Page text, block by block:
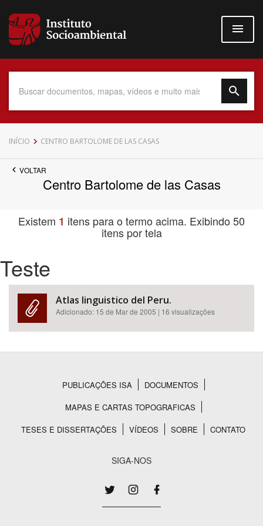
para
conteúdo
Data do Documento
Tema
Subtema
Área de Levantamento
INÍCIO CENTRO BARTOLOME DE LAS CASAS
VOLTAR
Centro Bartolome de las Casas
Existem 1 itens para o termo acima. Exibindo 50
itens por tela
Teste
Atlas linguistico del Peru.
Adicionado: 15 de Mar de 2005 | 16 visualizações
Rodapé
PUBLICAÇÕES ISA
DOCUMENTOS
MAPAS E CARTAS TOPOGRAFICAS
TESES E DISSERTAÇÕES
VÍDEOS SOBRE CONTATO
SIGA-NOS